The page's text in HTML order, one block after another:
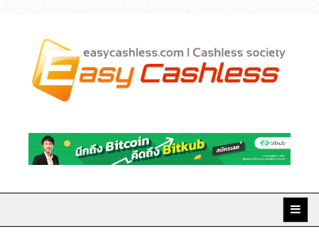
content
Easy Cashless มิติใหม่
แห่งการเงินยุคดิจิทัล